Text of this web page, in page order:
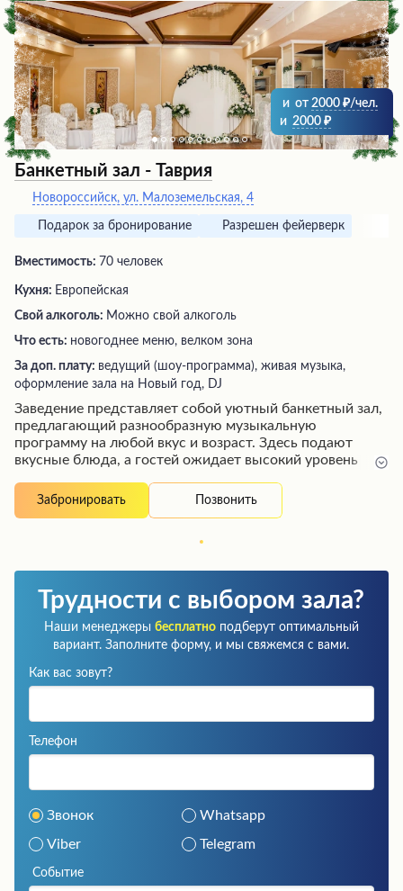
незабываемое событие. Благодаря высокому уровню
кухни и сервиса, это место заслуживает самых лестных
рекомендаций и обещает стать любимым для многих
ценителей кулинарного искусства.
и от 2000
/чел.
и 2000
Банкетный зал - Таврия
Новороссийск, ул. Малоземельская, 4
Подарок за бронирование Разрешен фейерверк
Вместимость: 70 человек
Кухня: Европейская
Свой алкоголь: Можно свой алкоголь
Что есть: новогоднее меню, велком зона
За доп. плату: ведущий (шоу-программа), живая музыка,
оформление зала на Новый год, DJ
Заведение представляет собой уютный банкетный зал,
предлагающий разнообразную музыкальную
программу на любой вкус и возраст. Здесь подают
вкусные блюда, а гостей ожидает высокий уровень
комфортное место, идеально подходящее для
проведения торжественных мероприятий и семейных
Забронировать Позвонить
Трудности с выбором зала?
Наши менеджеры бесплатноподберут оптимальный
вариант. Заполните форму, и мы свяжемся с вами.
Как вас зовут?
Телефон
Звонок
Whatsapp
Viber
Telegram
Событие